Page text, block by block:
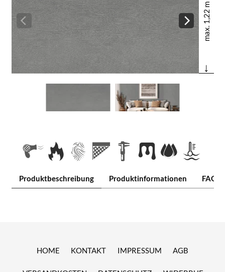
max. 1,22 m
↓
Produktbeschreibung Produktinformationen FAQ
HOME KONTAKT IMPRESSUM AGB